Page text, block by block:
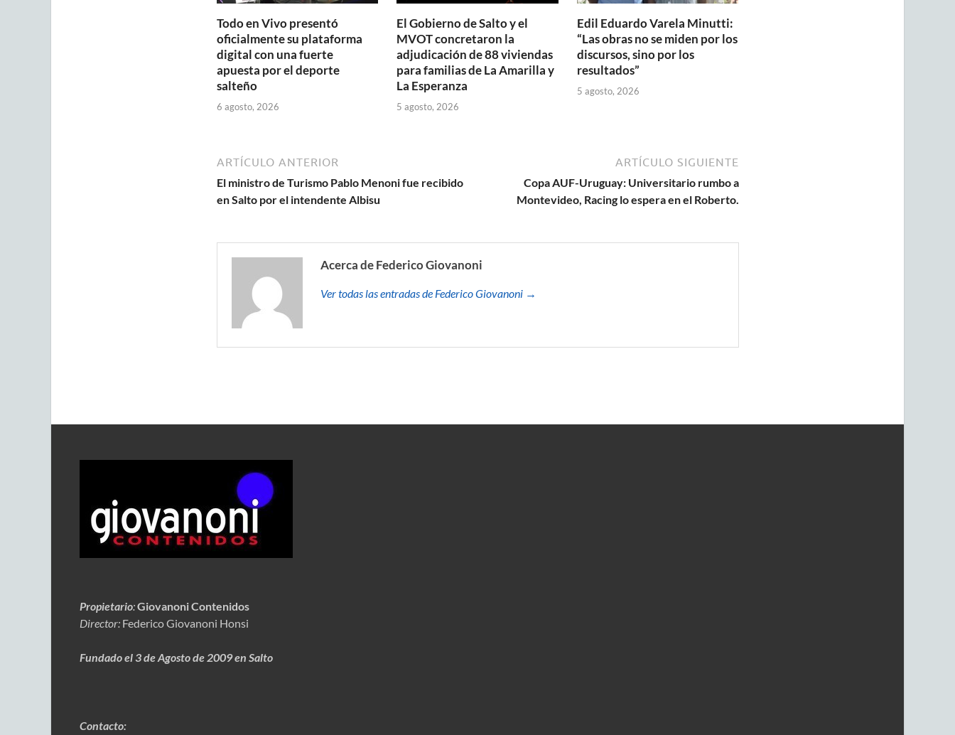
Todo en Vivo presentó
oficialmente su plataforma
digital con una fuerte
apuesta por el deporte
salteño
6 agosto, 2026
El Gobierno de Salto y el
MVOT concretaron la
adjudicación de 88 viviendas
para familias de La Amarilla y
La Esperanza
5 agosto, 2026
Edil Eduardo Varela Minutti:
“Las obras no se miden por los
discursos, sino por los
resultados”
5 agosto, 2026
ARTÍCULO ANTERIOR
El ministro de Turismo Pablo Menoni fue recibido
en Salto por el intendente Albisu
ARTÍCULO SIGUIENTE
Copa AUF-Uruguay: Universitario rumbo a
Montevideo, Racing lo espera en el Roberto.
Acerca de Federico Giovanoni
Ver todas las entradas de Federico Giovanoni →
Propietario:Giovanoni Contenidos
Director: Federico Giovanoni Honsi
Fundado el 3 de Agosto de 2009 en Salto
Contacto: